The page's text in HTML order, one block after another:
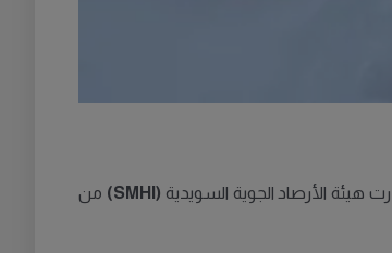
الأرصاد الجوية السويدية (SMHI)
من